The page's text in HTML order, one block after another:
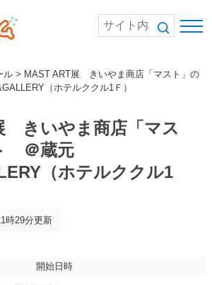
ル> MAST ART展 きいやま商店「マスト」の
（ホテルククル1Ｆ）
きいやま商店「マス
＠蔵元
（ホテルククル1
時29分更新
開始日時